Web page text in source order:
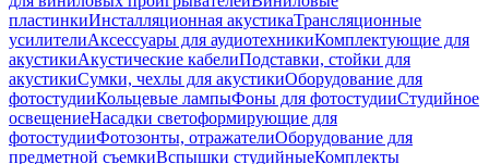
пластинкиИнсталляционная акустикаТрансляционные
усилителиАксессуары для аудиотехникиКомплектующие для
акустикиАкустические кабелиПодставки, стойки для
акустикиСумки, чехлы для акустикиОборудование для
фотостудииКольцевые лампыФоны для фотостудииСтудийное
освещениеНасадки светоформирующие для
фотостудииФотозонты, отражателиОборудование для
предметной съемкиВспышки студийныеКомплекты